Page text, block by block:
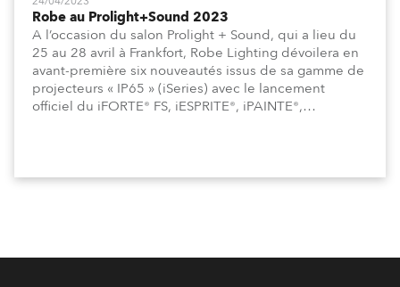
Robe au Prolight+Sound 2023
A l’occasion du salon Prolight + Sound, qui a lieu du
25 au 28 avril à Frankfort, Robe Lighting dévoilera en
avant-première six nouveautés issus de sa gamme de
projecteurs « IP65 » (iSeries) avec le lancement
officiel du iFORTE® FS, iESPRITE®, iPAINTE®,
fonctionnement 100% en réseau ainsi que l’ensemble